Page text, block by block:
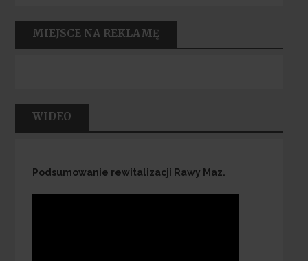
MIEJSCE NA REKLAMĘ
WIDEO
Podsumowanie rewitalizacji Rawy Maz.